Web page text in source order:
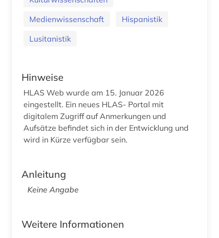
Medienwissenschaft
Hispanistik
Lusitanistik
Hinweise
HLAS Web wurde am 15. Januar 2026
eingestellt. Ein neues HLAS- Portal mit
digitalem Zugriff auf Anmerkungen und
Aufsätze befindet sich in der Entwicklung und
wird in Kürze verfügbar sein.
Anleitung
Keine Angabe
Weitere Informationen